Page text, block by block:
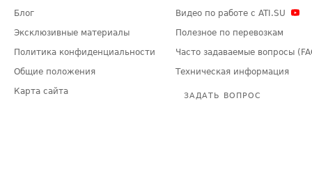
Блог
Эксклюзивные материалы
Политика конфиденциальности
Общие положения
Карта сайта
Видео по работе с ATI.SU
Полезное по перевозкам
Часто задаваемые вопросы
Техническая информация
ЗАДАТЬ ВОПРОС